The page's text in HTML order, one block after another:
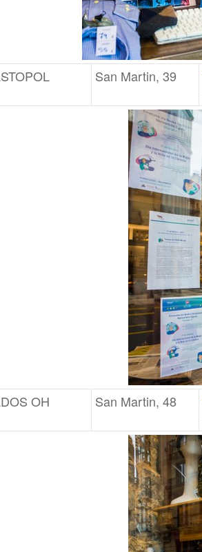
San Martin, 39
OH San Martin, 48